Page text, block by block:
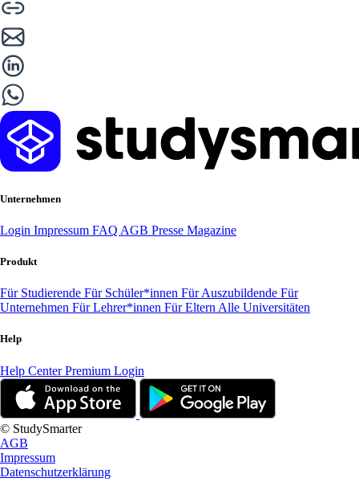
Unternehmen
Login Impressum FAQ AGB Presse Magazine
Produkt
Für Studierende Für Schüler*innen Für Auszubildende Für
Unternehmen Für Lehrer*innen Für Eltern Alle Universitäten
Help
Help CenterPremium Login
© StudySmarter
AGB
Impressum
Datenschutzerklärung